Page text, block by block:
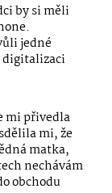
by si měli
jedné
digitalizaci
mi přivedla
mi, že
matka,
nechávám
obchodu